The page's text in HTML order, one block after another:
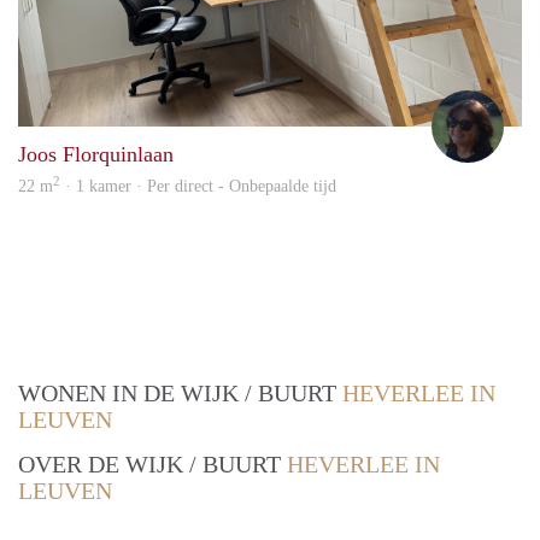
Joos Florquinlaan
22 m2 · 1 kamer · Per direct - Onbepaalde tijd
WONEN IN DE WIJK / BUURT HEVERLEE IN
LEUVEN
OVER DE WIJK / BUURT HEVERLEE IN
LEUVEN